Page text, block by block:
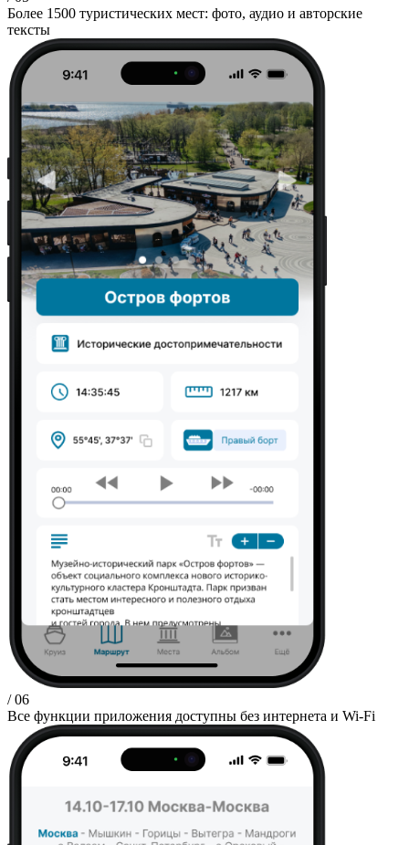
Более 1500 туристических мест: фото, аудио и авторские
тексты
/ 06
Все функции приложения доступны без интернета и Wi-Fi